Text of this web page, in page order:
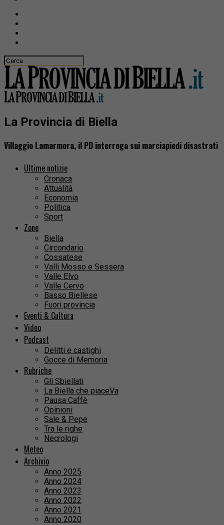
La Provincia di Biella
Villaggio Lamarmora, il PD interroga sui marciapiedi disastrati
Ultime notizie
Cronaca
Attualità
Economia
Politica
Sport
Zone
Biella
Circondario
Cossatese
Valli Mosso e Sessera
Valle Elvo
Valle Cervo
Basso Biellese
Fuori provincia
Eventi & Cultura
Video
Podcast
Delitti e castighi
Gocce di Memoria
Rubriche
Gli Sbiellati
La Biella che piaceVa
Pausa Caffè
Opinioni
Sale & Pepe
Tra le righe
Necrologi
Meteo
Archivio
Anno 2025
Anno 2024
Anno 2023
Anno 2022
Anno 2021
Anno 2020